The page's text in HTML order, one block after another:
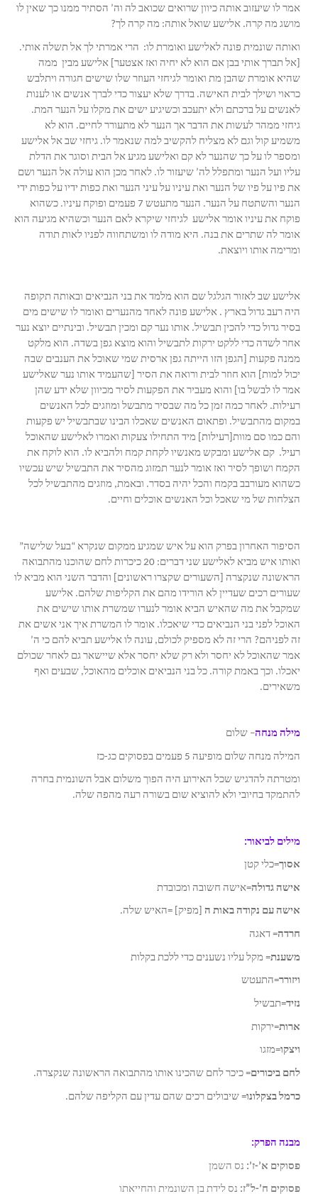
אמר לו שיעזוב אותה כיוון שרואים שכואב לה וה’ הסתיר ממנו כך שאין לו
מושג מה קרה. אלישע שואל אותה: מה קרה לך?
ואותה שונמית פונה לאלישע ואומרת לו: הרי אמרתי לך אל תשלה אותי.
[אל תברך אותי בבן אם הוא לא יחיה ואז אצטער] אלישע מבין ממה
שהיא אומרת שהבן מת ואומר לגיחזי העוזר שלו שישים חגורה ויתלבש
כראוי ושילך לבית האישה. בדרך שלא יעצור כדי לברך אנשים או לענות
לאנשים על ברכתם ולא יתעכב וכשיגיע ישים את מקלו על הנער המת.
גיחזי ממהר לעשות את הדבר אך הנער לא מתעורר לחיים. הוא לא
משמיע קול וגם לא מצליח להקשיב למה שנאמר לו. גיחזי שב אל אלישע
ומספר לו על כך שהנער לא קם ואלישע מגיע אל הבית וסוגר את הדלת
עליו ועל הנער ומתפלל לה’ שיעזור לו. לאחר מכן הוא עולה אל הנער ושם
את פיו על פיו של הנער ואת עיניו על עיני הנער ואת כפות ידיו על כפות ידי
הנער והשתטח על הנער. הנער מתעטש 7 פעמים ופוקח עיניו. כשהוא
פוקח את עיניו אומר אלישע לגיחזי שיקרא לאם הנער וכשהיא מגיעה הוא
אומר לה שתרים את בנה. היא מודה לו ומשתחווה לפניו לאות תודה
ומרימה אותו ויוצאת.
אלישע שב לאזור הגלגל שם הוא מלמד את בני הנביאים ובאותה תקופה
היה רעב גדול בארץ . אלישע פונה לאחד מהנערים ואומר לו שישים מים
בסיר גדול כדי להכין תבשיל. אותו נער קם ומכין תבשיל. ובינתיים יוצא נער
אחר לשדה כדי ללקט ירקות לתבשיל והוא מוצא גפן בשדה. הוא מלקט
ממנה פקעות [הגפן הזו הייתה גפן ארסית שמי שאוכל את הענבים שבה
יכול למות] הוא חוזר לבית ורואה את הסיר [שהעמיד אותו נער שאלישע
אמר לו לבשל בו] והוא מעביר את הפקעות לסיר מכיוון שלא ידע שהן
רעילות. לאחר כמה זמן כל מה שבסיר מתבשל ומוזגים לכל האנשים
במקום מהתבשיל. ופתאום האנשים שאכלו הבינו שבתבשיל יש פקעות
והם כמו סם מוות[רעילות] מיד התחילו צעקות ואמרו לאלישע שהאוכל
רעיל. קם אלישע ומבקש מאנשיו לקחת קמח ולהביא לו. הוא לוקח את
הקמח ושופך לסיר ואז אומר לנער תמזוג מהסיר את התבשיל שיש עכשיו
כשהוא מעורבב בקמח והכל יהיה בסדר. ובאמת, מוזגים מהתבשיל לכל
הצלחות של מי שאכל וכל האנשים אוכלים וחיים.
הסיפור האחרון בפרק הוא על איש שמגיע ממקום שנקרא “בעל שלישה”
ואותו איש מביא לאלישע שני דברים: 20 כיכרות לחם שהוכנו מהתבואה
הראשונה שנקצרה [השעורים שקצרו ראשונים] והדבר השני הוא מביא לו
שעורים רכים שעדיין לא הורידו מהם את הקליפות שלהם. אלישע
שמקבל את מה שהאיש הביא אומר לנערו שמשרת אותו שישים את
האוכל לפני בני הנביאים כדי שיאכלו. אומר לו המשרת איך אני אשים את
זה לפניהם? הרי זה לא מספיק לכולם, עונה לו אלישע תביא להם כי ה’
אמר שהאוכל לא יחסר ולא רק שלא יחסר אלא שיישאר גם לאחר שכולם
יאכלו. וכך באמת קורה. כל בני הנביאים אוכלים מהאוכל, שבעים ואף
משאירים.
מילה מנחה– שלום
המילה מנחה שלום מופיעה 5 פעמים בפסוקים כג-כז
ומטרתה להדגיש שכל האירוע היה הפוך משלום אבל השונמית בחרה
להתמקד בחיובי ולא להוציא שום בשורה רעה מהפה שלה.
מילים לביאור:
אסוך=כלי קטן
אישה גדולה=אישה חשובה ומכובדת
אישה עם נקודה באות ה [מפיק] =האיש שלה.
חרדה= דאגה
משענת= מקל עליו נשענים כדי ללכת בקלות
ויזורר=התעטש
נזיד=תבשיל
ארות=ירקות
ויצקו=מזגו
לחם ביכורים= כיכר לחם שהכינו אותו מהתבואה הראשונה שנקצרה.
כרמל בצקלונו= שיבולים רכים שהם עדין עם הקליפה שלהם.
מבנה הפרק:
פסוקים א’-ז’: נס השמן
פסוקים ח’-ל”ז: נס לידת בן השונמית והחייאתו